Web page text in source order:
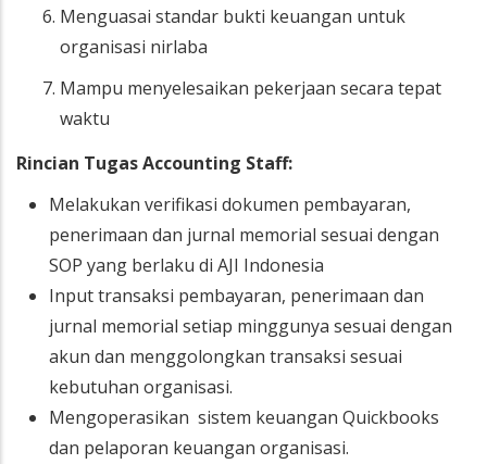
Menguasai standar bukti keuangan untuk
organisasi nirlaba
Mampu menyelesaikan pekerjaan secara tepat
waktu
Rincian Tugas Accounting Staff:
Melakukan verifikasi dokumen pembayaran,
penerimaan dan jurnal memorial sesuai dengan
SOP yang berlaku di AJI Indonesia
Input transaksi pembayaran, penerimaan dan
jurnal memorial setiap minggunya sesuai dengan
akun dan menggolongkan transaksi sesuai
kebutuhan organisasi.
Mengoperasikan sistem keuangan Quickbooks
dan pelaporan keuangan organisasi.